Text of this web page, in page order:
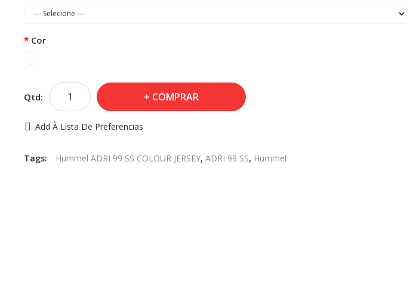
Cor
Qtd: COMPRAR
Add À Lista De Preferencias
Tags: Hummel ADRI 99 SS COLOUR JERSEY, ADRI 99 SS, Hummel